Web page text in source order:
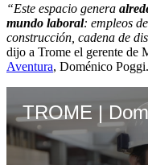
“Este espacio genera
mundo laboral: empleos
construcción, cadena de
dijo a Trome el gerente de
Aventura, Doménico Poggi.